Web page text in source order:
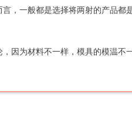
，一般都是选择将两射的产品都
因为材料不一样，模具的模温不